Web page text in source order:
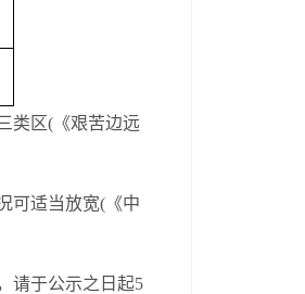
类区(《艰苦边远
可适当放宽( 《中
请于公示之日起5